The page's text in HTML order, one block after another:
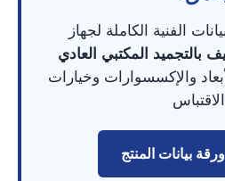
الفنية الكاملة لجهاز
والإكسسوارات وخيارات